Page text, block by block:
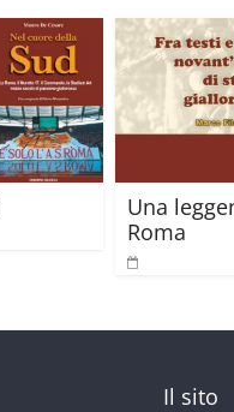
Una
Roma
Il sito